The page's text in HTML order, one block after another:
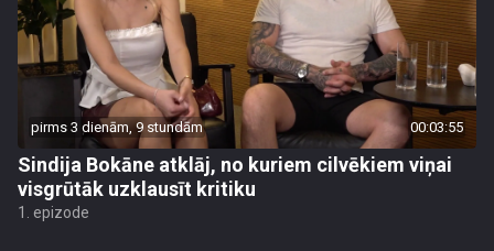
pirms 3 dienām, 9 stundām 00:03:55
Sindija Bokāne atklāj, no kuriem cilvēkiem viņai
visgrūtāk uzklausīt kritiku
1. epizode